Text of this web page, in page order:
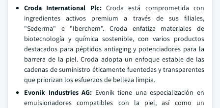
Croda International Plc:Croda está comprometida con
ingredientes activos premium a través de sus filiales,
"Sederma" e "Iberchem". Croda enfatiza materiales de
biotecnología y química sostenible, con varios productos
destacados para péptidos antiaging y potenciadores para la
barrera de la piel. Croda adopta un enfoque estable de las
cadenas de suministro éticamente fuentedas y transparentes
que priorizan los esfuerzos de belleza limpia.
Evonik Industries AG: Evonik tiene una especialización en
emulsionadores compatibles con la piel, así como un